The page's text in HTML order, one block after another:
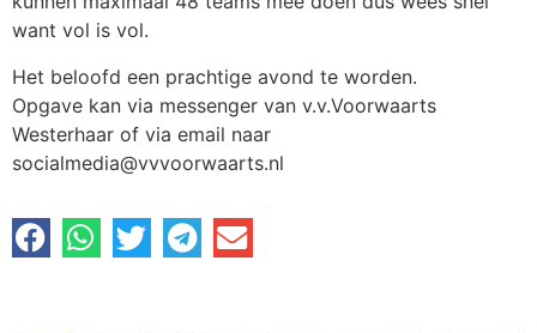
want vol is vol.
Het beloofd een prachtige avond te worden.
Opgave kan via messenger van v.v.Voorwaarts
Westerhaar of via email naar
socialmedia@vvvoorwaarts.nl